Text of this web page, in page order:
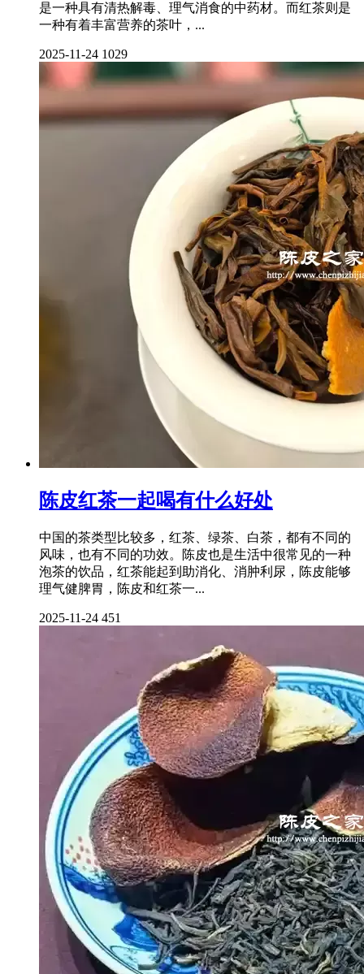
是一种具有清热解毒、理气消食的中药材。而红茶则是
一种有着丰富营养的茶叶，...
2025-11-24 1029
陈皮红茶一起喝有什么好处
中国的茶类型比较多，红茶、绿茶、白茶，都有不同的
风味，也有不同的功效。陈皮也是生活中很常见的一种
泡茶的饮品，红茶能起到助消化、消肿利尿，陈皮能够
理气健脾胃，陈皮和红茶一...
2025-11-24 451